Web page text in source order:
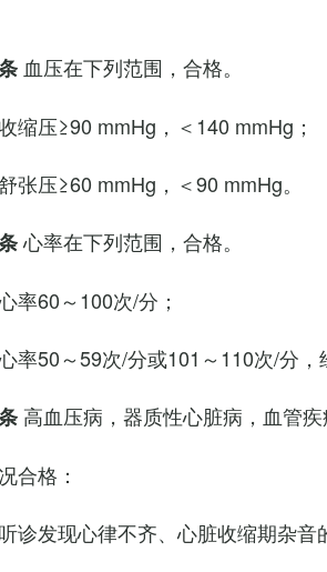
血压在下列范围，合格。
收缩压≥90 mmHg，＜140 mmHg；
张压≥60 mmHg，＜90 mmHg。
心率在下列范围，合格。
率60～100次/分；
心率50～59次/分或101～110次/分
高血压病，器质性心脏病，血管疾
合格：
听诊发现心律不齐、心脏收缩期杂